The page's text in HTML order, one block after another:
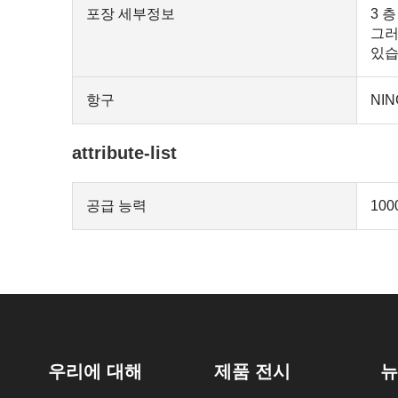
포장 세부정보
3
그
있
항구
attribute-list
공급 능력
우리에 대해 제품 전시